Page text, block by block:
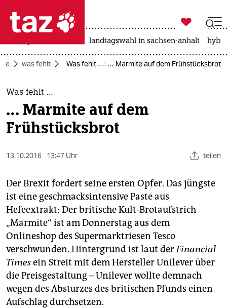
 taz zahl ich
taz zahl ich
themen
politik
öko
gesellschaft
kultur
sport
berlin
nord
wahrheit
verlag

taz zahl ich
landtagswahl in sachsen-anhalt
was fehlt Was fehlt …: … Marmite auf dem Frühstücksbrot
Was fehlt …
… Marmite auf dem
Frühstücksbrot
13.10.2016 13:47 Uhr teilen
Der Brexit fordert seine ersten Opfer. Das jüngste
ist eine geschmacksintensive Paste aus
Hefeextrakt: Der britische Kult-Brotaufstrich
„Marmite“ ist am Donnerstag aus dem
Onlineshop des Supermarktriesen Tesco
verschwunden. Hintergrund ist laut derFinancial
Timesein Streit mit dem Hersteller Unilever über
die Preisgestaltung – Unilever wollte demnach
wegen des Absturzes des britischen Pfunds einen
Aufschlag durchsetzen.